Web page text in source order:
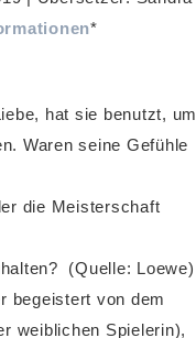
*
hat sie benutzt, um
Waren seine Gefühle
die Meisterschaft
(Quelle: Loewe)
begeistert von dem
weiblichen Spielerin),